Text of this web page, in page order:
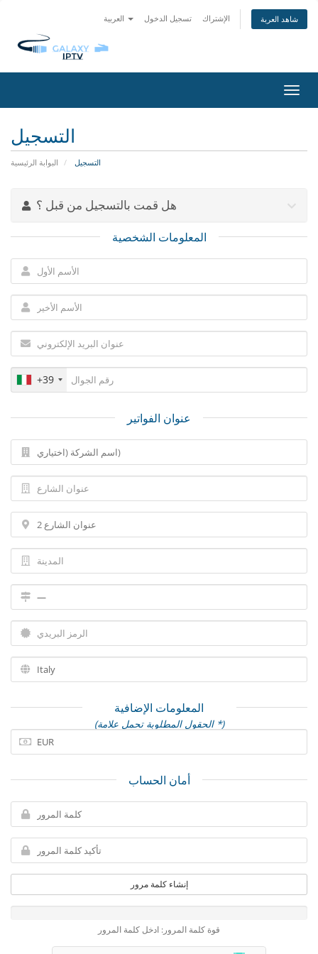
تسجيل الدخول الإشتراك شاهد العربة
تبديل
التنقل
التسجيل
البوابة الرئيسية التسجيل
هل قمت بالتسجيل من قبل ؟
المعلومات الشخصية
+39
عنوان الفواتير
المعلومات الإضافية
(الحقول المطلوبة تحمل علامة *)
أمان الحساب
إنشاء كلمة مرور
قوة كلمة المرور: ادخل كلمة المرور